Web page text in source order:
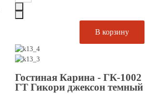
Гостиная Карина - ГК-1002
ГТ Гикори джексон темный